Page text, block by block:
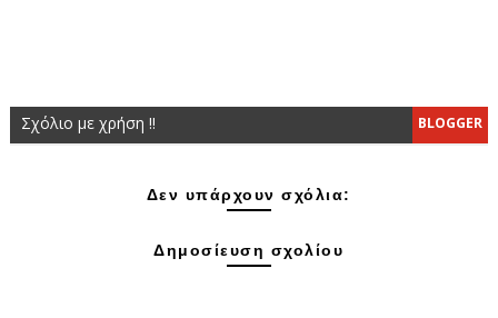
BLOGGER
Σχόλιο με χρήση !!
Δεν υπάρχουν σχόλια:
Δημοσίευση σχολίου